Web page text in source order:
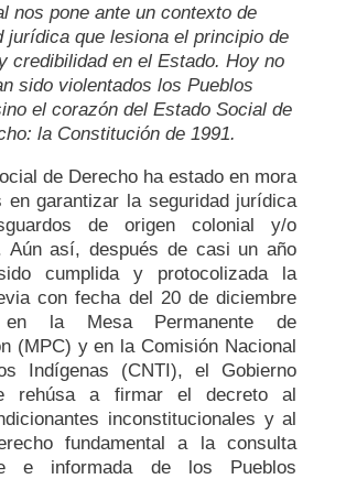
nos pone ante un contexto de
jurídica que lesiona el principio de
credibilidad en el Estado. Hoy no
sido violentados los Pueblos
el corazón del Estado Social de
la Constitución de 1991.
de Derecho ha estado en mora
en garantizar la seguridad jurídica
de origen colonial y/o
Aún así, después de casi un año
cumplida y protocolizada la
con fecha del 20 de diciembre
la Mesa Permanente de
(MPC) y en la Comisión Nacional
Indígenas (CNTI), el Gobierno
rehúsa a firmar el decreto al
inconstitucionales y al
fundamental a la consulta
e informada de los Pueblos